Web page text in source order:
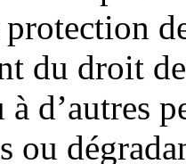
du droit
d’autres
ou